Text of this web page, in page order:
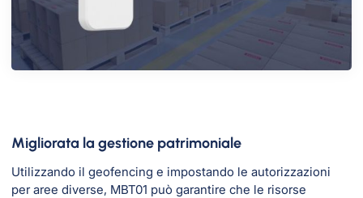
Migliorata la gestione patrimoniale
Utilizzando il geofencing e impostando le autorizzazioni
per aree diverse, MBT01 può garantire che le risorse